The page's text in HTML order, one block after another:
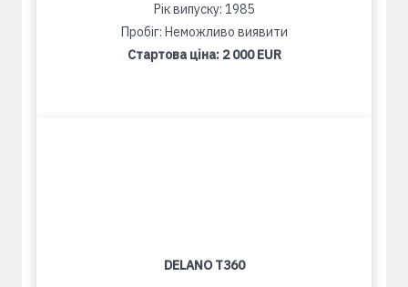
Рік випуску: 1985
Пробіг: Неможливо виявити
Стартова ціна: 2 000 EUR
DELANO T360